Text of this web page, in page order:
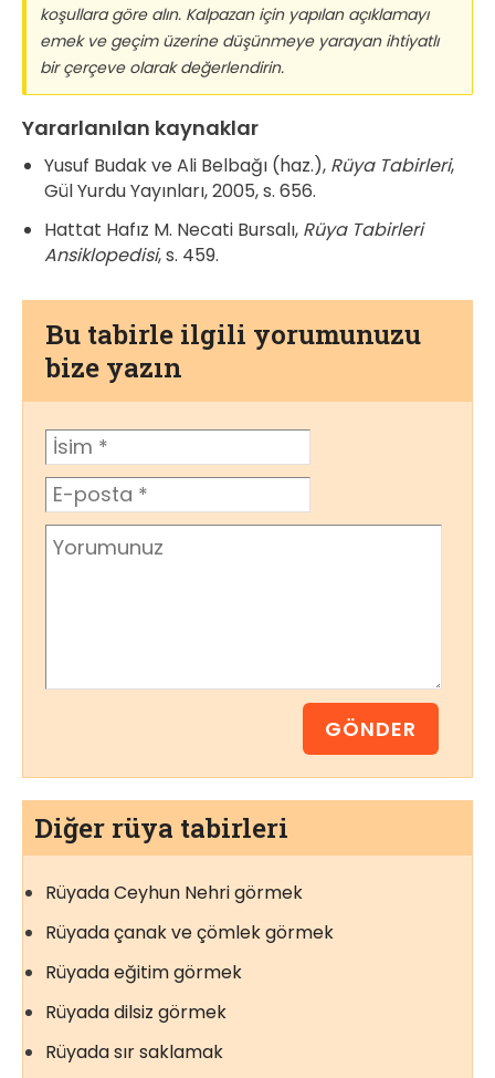
koşullara göre alın. Kalpazan için yapılan açıklamayı
emek ve geçim üzerine düşünmeye yarayan ihtiyatlı
bir çerçeve olarak değerlendirin.
Yararlanılan kaynaklar
Yusuf Budak ve Ali Belbağı (haz.), Rüya Tabirleri,
Gül Yurdu Yayınları, 2005, s. 656.
Hattat Hafız M. Necati Bursalı, Rüya Tabirleri
Ansiklopedisi, s. 459.
Bu tabirle ilgili yorumunuzu
bize yazın
Diğer rüya tabirleri
Rüyada Ceyhun Nehri görmek
Rüyada çanak ve çömlek görmek
Rüyada eğitim görmek
Rüyada dilsiz görmek
Rüyada sır saklamak